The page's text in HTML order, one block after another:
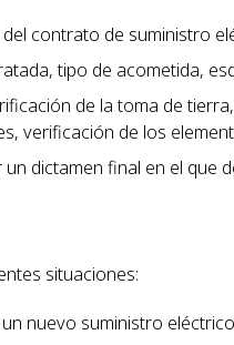
contrato de suministro
tipo de acometida,
de la toma de
verificación de los
dictamen final en el que
situaciones:
nuevo suministro